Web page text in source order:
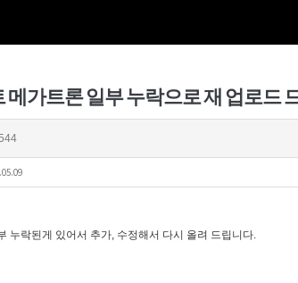
메가트론 일부 누락으로 재 업로드
누락된게 있어서 추가, 수정해서 다시 올려 드립니다.